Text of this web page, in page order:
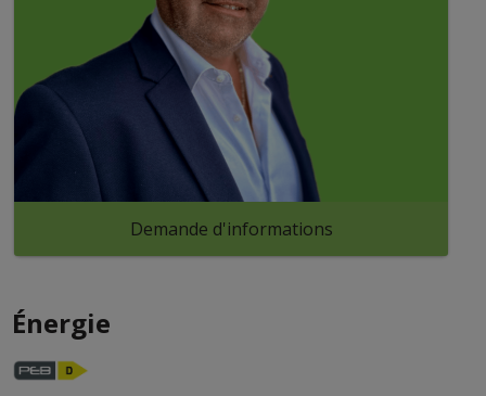
Demande d'informations
Énergie